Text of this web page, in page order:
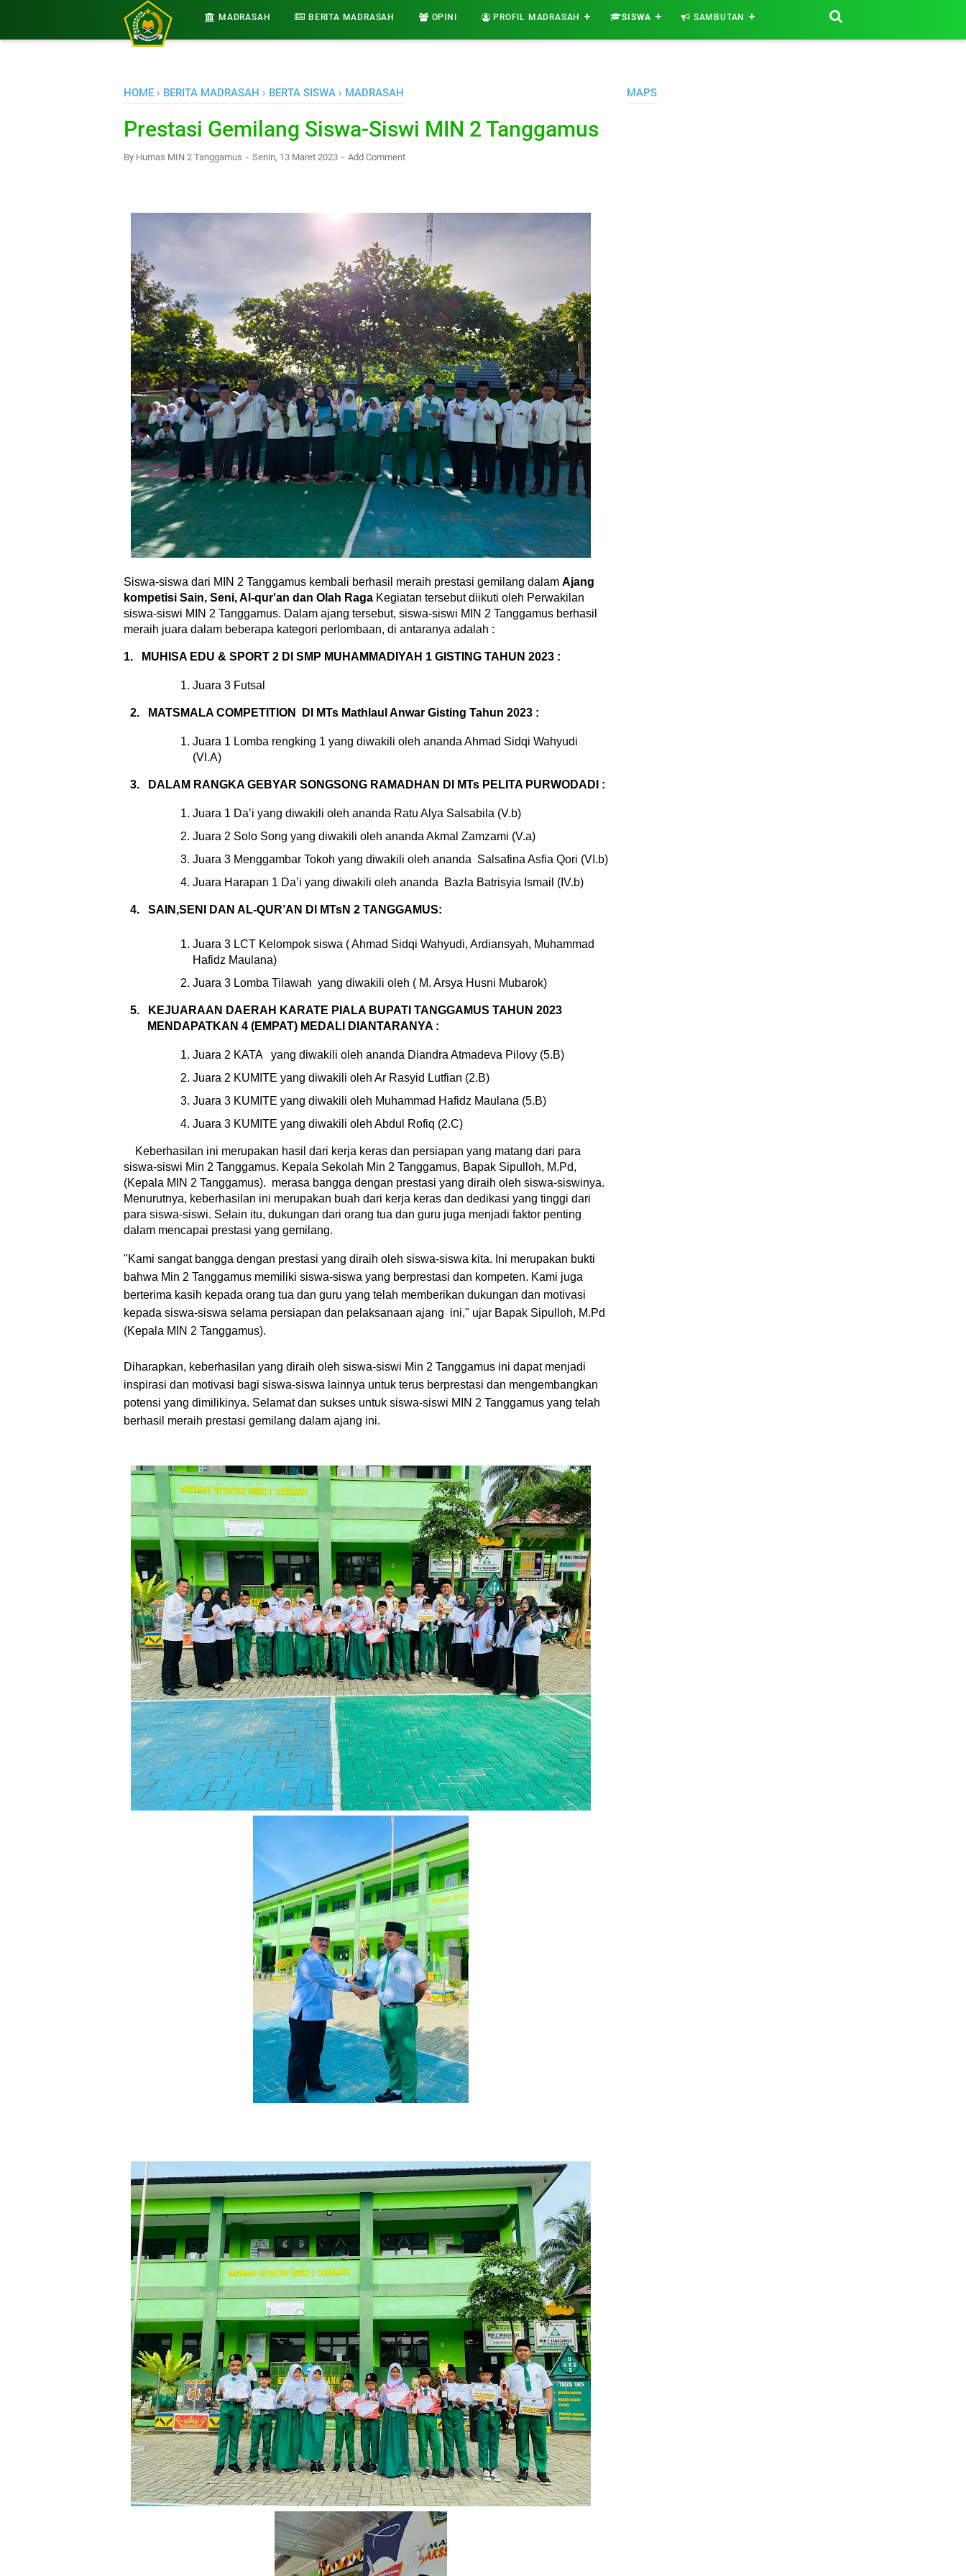
MADRASAH BERITA MADRASAH OPINI PROFIL MADRASAH SISWA SAMBUTAN
HOME › BERITA MADRASAH › BERTA SISWA › MADRASAH
Prestasi Gemilang Siswa-Siswi MIN 2 Tanggamus
By Humas MIN 2 Tanggamus Senin, 13 Maret 2023 Add Comment
Siswa-siswa dari MIN 2 Tanggamus kembali berhasil meraih prestasi gemilang dalam Ajang
kompetisi Sain, Seni, Al-qur'an dan Olah Raga Kegiatan tersebut diikuti oleh Perwakilan
siswa-siswi MIN 2 Tanggamus. Dalam ajang tersebut, siswa-siswi MIN 2 Tanggamus berhasil
meraih juara dalam beberapa kategori perlombaan, di antaranya adalah :
1. MUHISA EDU & SPORT 2 DI SMP MUHAMMADIYAH 1 GISTING TAHUN 2023 :
Juara 3 Futsal
2. MATSMALA COMPETITION  DI MTs Mathlaul Anwar Gisting Tahun 2023 :
Juara 1 Lomba rengking 1 yang diwakili oleh ananda Ahmad Sidqi Wahyudi
(VI.A)
3. DALAM RANGKA GEBYAR SONGSONG RAMADHAN DI MTs PELITA PURWODADI :
Juara 1 Da’i yang diwakili oleh ananda Ratu Alya Salsabila (V.b)
Juara 2 Solo Song yang diwakili oleh ananda Akmal Zamzami (V.a)
Juara 3 Menggambar Tokoh yang diwakili oleh ananda  Salsafina Asfia Qori (VI.b)
Juara Harapan 1 Da’i yang diwakili oleh ananda  Bazla Batrisyia Ismail (IV.b)
4. SAIN,SENI DAN AL-QUR’AN DI MTsN 2 TANGGAMUS:
Juara 3 LCT Kelompok siswa ( Ahmad Sidqi Wahyudi, Ardiansyah, Muhammad
Hafidz Maulana)
Juara 3 Lomba Tilawah  yang diwakili oleh ( M. Arsya Husni Mubarok)
5.
MENDAPATKAN 4 (EMPAT) MEDALI DIANTARANYA :
Juara 2 KATA   yang diwakili oleh ananda Diandra Atmadeva Pilovy (5.B)
Juara 2 KUMITE yang diwakili oleh Ar Rasyid Lutfian (2.B)
Juara 3 KUMITE yang diwakili oleh Muhammad Hafidz Maulana (5.B)
Juara 3 KUMITE yang diwakili oleh Abdul Rofiq (2.C)
Keberhasilan ini merupakan hasil dari kerja keras dan persiapan yang matang dari para
siswa-siswi Min 2 Tanggamus. Kepala Sekolah Min 2 Tanggamus, Bapak Sipulloh, M.Pd,
(Kepala MIN 2 Tanggamus).  merasa bangga dengan prestasi yang diraih oleh siswa-siswinya.
Menurutnya, keberhasilan ini merupakan buah dari kerja keras dan dedikasi yang tinggi dari
para siswa-siswi. Selain itu, dukungan dari orang tua dan guru juga menjadi faktor penting
dalam mencapai prestasi yang gemilang.
"Kami sangat bangga dengan prestasi yang diraih oleh siswa-siswa kita. Ini merupakan bukti
bahwa Min 2 Tanggamus memiliki siswa-siswa yang berprestasi dan kompeten. Kami juga
berterima kasih kepada orang tua dan guru yang telah memberikan dukungan dan motivasi
kepada siswa-siswa selama persiapan dan pelaksanaan ajang  ini," ujar Bapak Sipulloh, M.Pd
(Kepala MIN 2 Tanggamus).
Diharapkan, keberhasilan yang diraih oleh siswa-siswi Min 2 Tanggamus ini dapat menjadi
inspirasi dan motivasi bagi siswa-siswa lainnya untuk terus berprestasi dan mengembangkan
potensi yang dimilikinya. Selamat dan sukses untuk siswa-siswi MIN 2 Tanggamus yang telah
berhasil meraih prestasi gemilang dalam ajang ini.
MAPS